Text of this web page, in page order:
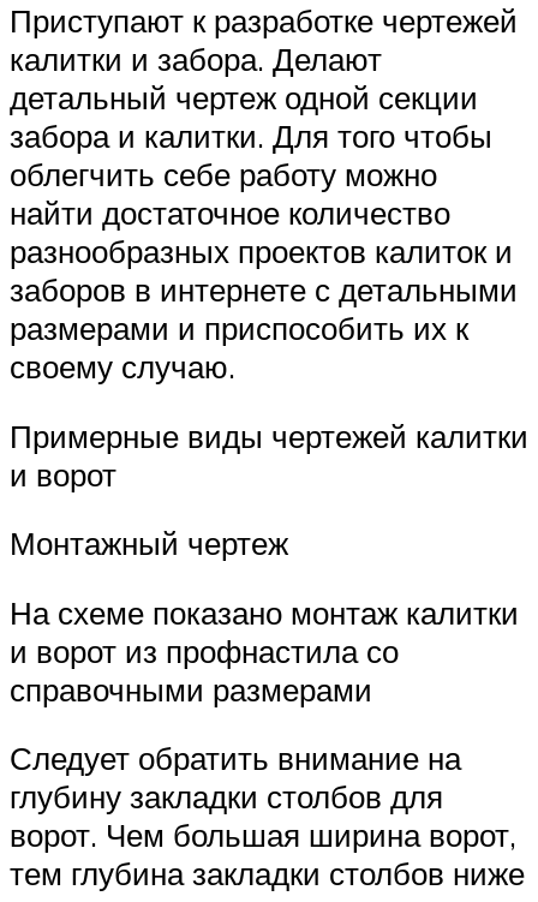
Приступают к разработке чертежей
калитки и забора. Делают
детальный чертеж одной секции
забора и калитки. Для того чтобы
облегчить себе работу можно
найти достаточное количество
разнообразных проектов калиток и
заборов в интернете с детальными
размерами и приспособить их к
своему случаю.
Примерные виды чертежей калитки
и ворот
Монтажный чертеж
На схеме показано монтаж калитки
и ворот из профнастила со
справочными размерами
Следует обратить внимание на
глубину закладки столбов для
ворот. Чем большая ширина ворот,
тем глубина закладки столбов ниже